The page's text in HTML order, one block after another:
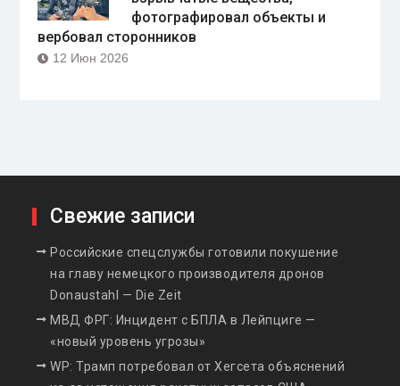
фотографировал объекты и
вербовал сторонников
12 Июн 2026
Свежие записи
Российские спецслужбы готовили покушение
на главу немецкого производителя дронов
Donaustahl — Die Zeit
МВД ФРГ: Инцидент с БПЛА в Лейпциге —
«новый уровень угрозы»
WP: Трамп потребовал от Хегсета объяснений